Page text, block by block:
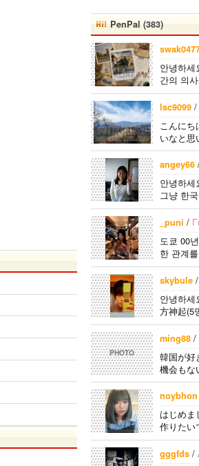
島です。 日本のこ
とは高校生の時から
興味を持ちました。
日本の好きなところ
は文化や食べ物で
す。 特に街の雰囲
気が..
지
가
습
에
드
PenPal (383)
안녕하
간의 의
lsc9099 /
こんに
いなと思
angey66
안녕하
그냥 한
_puni /
도쿄 00
한 관계
skybule /
안녕하
方神起(5
어..
PHOTO
ming88 /
韓国が好
機会もな
noybhon
はじめま
作りたい
gggfds /